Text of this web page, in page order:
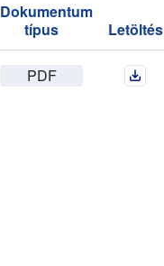
Dokumentum
típus
Letöltés
PDF